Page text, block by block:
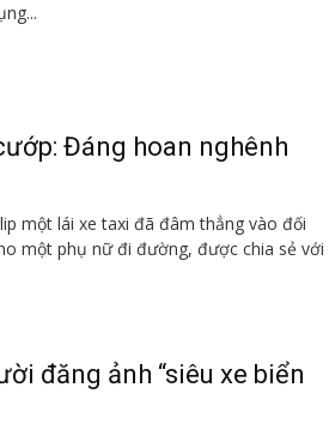
Đáng hoan nghênh
một lái xe taxi đã đâm thẳng vào đối
một phụ nữ đi đường, được chia sẻ với
đăng ảnh “siêu xe biển